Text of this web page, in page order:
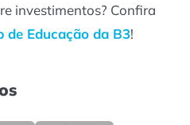
investimentos? Confira
Educação da B3!